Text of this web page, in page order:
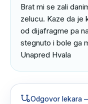
Brat mi se zali
zelucu. Kaze da je
od dijafragme pa
stegnuto i bole ga
Unapred Hvala
Odgovor lekara